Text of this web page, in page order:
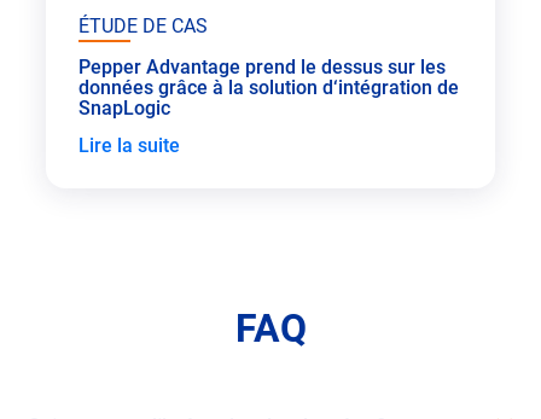
ÉTUDE DE CAS
Pepper Advantage prend le dessus sur les
données grâce à la solution d‘intégration de
SnapLogic
Lire la suite
FAQ